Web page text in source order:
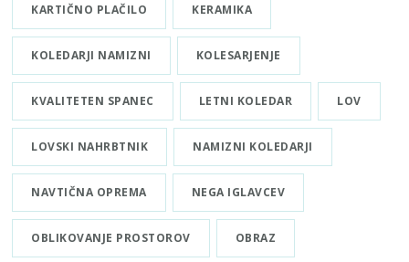
KARTIČNO PLAČILO KERAMIKA
KOLEDARJI NAMIZNI KOLESARJENJE
KVALITETEN SPANEC LETNI KOLEDAR LOV
LOVSKI NAHRBTNIK NAMIZNI KOLEDARJI
NAVTIČNA OPREMA NEGA IGLAVCEV
OBLIKOVANJE PROSTOROV OBRAZ